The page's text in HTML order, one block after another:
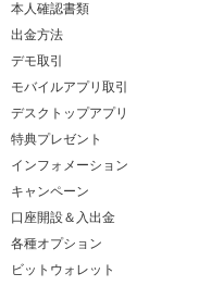
本人確認書類
出金方法
デモ取引
モバイルアプリ取引
デスクトップアプリ
特典プレゼント
インフォメーション
キャンペーン
口座開設＆入出金
各種オプション
ビットウォレット